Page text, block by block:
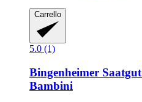
Carrello
5.0 (1)
Bingenheimer Saatgut
Bambini